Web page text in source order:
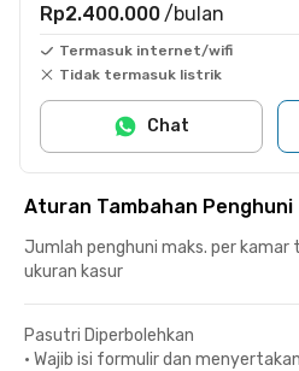
Rp2.400.000 /bulan
Termasuk internet/wifi
Tidak termasuk listrik
Chat
Aturan Tambahan Penghuni
Jumlah penghuni maks. per
ukuran kasur
Pasutri Diperbolehkan
• Wajib isi formulir dan